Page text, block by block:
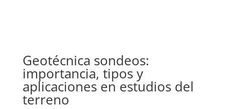
Geotécnica sondeos:
importancia, tipos y
aplicaciones en estudios del
terreno